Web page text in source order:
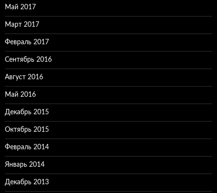
Май 2017
Март 2017
Февраль 2017
Сентябрь 2016
Август 2016
Май 2016
Декабрь 2015
Октябрь 2015
Февраль 2014
Январь 2014
Декабрь 2013